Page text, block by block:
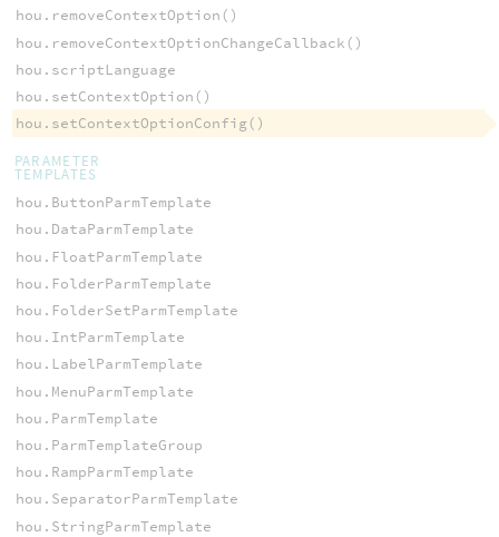
hou.removeContextOption()
hou.removeContextOptionChangeCallback()
hou.scriptLanguage
hou.setContextOption()
hou.setContextOptionConfig()
PARAMETER
TEMPLATES
hou.ButtonParmTemplate
hou.DataParmTemplate
hou.FloatParmTemplate
hou.FolderParmTemplate
hou.FolderSetParmTemplate
hou.IntParmTemplate
hou.LabelParmTemplate
hou.MenuParmTemplate
hou.ParmTemplate
hou.ParmTemplateGroup
hou.RampParmTemplate
hou.SeparatorParmTemplate
hou.StringParmTemplate